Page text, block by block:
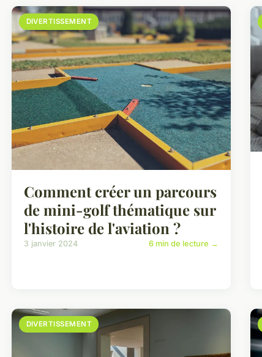
DIVERTISSEMENT
Comment créer un parcours
de mini-golf thématique sur
l'histoire de l'aviation ?
3 janvier 2024 6 min de lecture →
DIVERTISSEMENT